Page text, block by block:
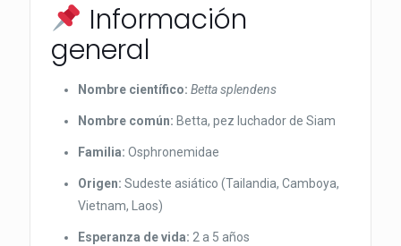
Información
general
Nombre científico: Betta splendens
Nombre común: Betta, pez luchador de Siam
Familia: Osphronemidae
Origen: Sudeste asiático (Tailandia, Camboya,
Vietnam, Laos)
Esperanza de vida: 2 a 5 años